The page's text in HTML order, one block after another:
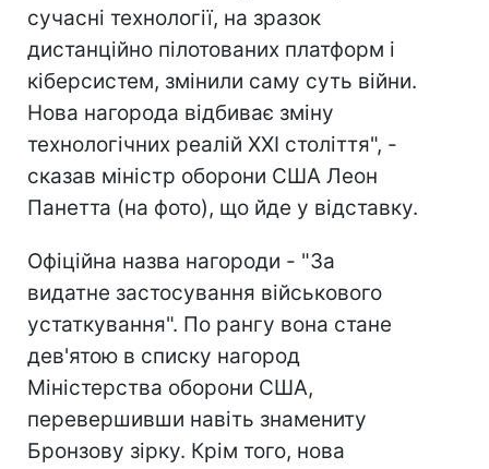
сучасні технології, на зразок
дистанційно пілотованих платформ і
кіберсистем, змінили саму суть війни.
Нова нагорода відбиває зміну
технологічних реалій XXI століття", -
сказав міністр оборони США Леон
Панетта (на фото), що йде у відставку.
Офіційна назва нагороди - "За
видатне застосування військового
устаткування". По рангу вона стане
дев'ятою в списку нагород
Міністерства оборони США,
перевершивши навіть знамениту
Бронзову зірку. Крім того, нова